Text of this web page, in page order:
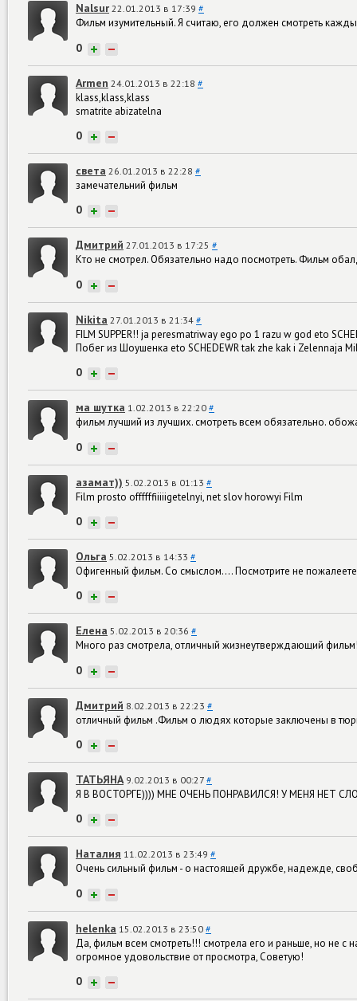
Nalsur 22.01.2013 в 17:39 #
Фильм изумительный. Я считаю, его должен смотреть
0 + −
Armen 24.01.2013 в 22:18 #
klass,klass,klass
smatrite abizatelna
0 + −
света 26.01.2013 в 22:28 #
замечательний фильм
0 + −
Дмитрий 27.01.2013 в 17:25 #
Кто не смотрел. Обязательно надо посмотреть. Фильм
0 + −
Nikita 27.01.2013 в 21:34 #
FILM SUPPER!! ja peresmatriway ego po 1 razu w god eto
Побег из Шоушенка eto SCHEDEWR tak zhe kak i Zelennaja
0 + −
ма шутка 1.02.2013 в 22:20 #
фильм лучший из лучших. смотреть всем обязательно.
0 + −
азамат)) 5.02.2013 в 01:13 #
Film prosto offffffiiiiigetelnyi, net slov horowyi Film
0 + −
Ольга 5.02.2013 в 14:33 #
Офигенный фильм. Со смыслом.... Посмотрите не
0 + −
Елена 5.02.2013 в 20:36 #
Много раз смотрела, отличный жизнеутверждающий
0 + −
Дмитрий 8.02.2013 в 22:23 #
отличный фильм .Фильм о людях которые заключены в
0 + −
ТАТЬЯНА 9.02.2013 в 00:27 #
Я В ВОСТОРГЕ)))) МНЕ ОЧЕНЬ ПОНРАВИЛСЯ! У МЕНЯ НЕТ
0 + −
Наталия 11.02.2013 в 23:49 #
Очень сильный фильм - о настоящей дружбе, надежде,
0 + −
helenka 15.02.2013 в 23:50 #
Да, фильм всем смотреть!!! смотрела его и раньше, но не
огромное удовольствие от просмотра, Советую!
0 + −